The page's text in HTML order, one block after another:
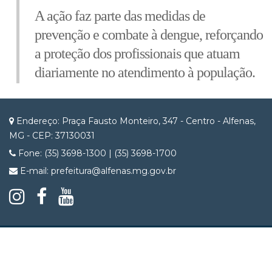
A ação faz parte das medidas de
prevenção e combate à dengue, reforçando
a proteção dos profissionais que atuam
diariamente no atendimento à população.
Endereço: Praça Fausto Monteiro, 347 - Centro - Alfenas,
MG - CEP: 37130031
Fone: (35) 3698-1300 | (35) 3698-1700
E-mail: prefeitura@alfenas.mg.gov.br